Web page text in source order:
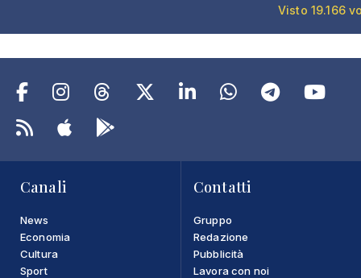
Visto 19.166
Canali
News
Economia
Cultura
Sport
Contatti
Gruppo
Redazione
Pubblicità
Lavora con noi